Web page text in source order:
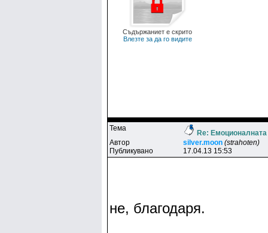
Съдържаниет е скрито
Влезте за да го видите
Тема
Re: Емоционалната
Автор
silver.moon (strahoten)
Публикувано
17.04.13 15:53
не, благодаря.